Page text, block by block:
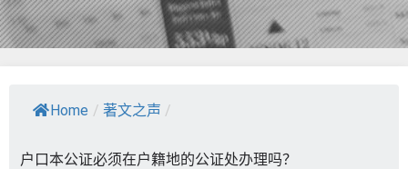
Home / 著文之声 /
户口本公证必须在户籍地的公证处办理吗？